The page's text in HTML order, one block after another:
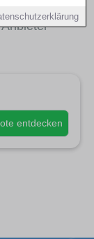
entdecken